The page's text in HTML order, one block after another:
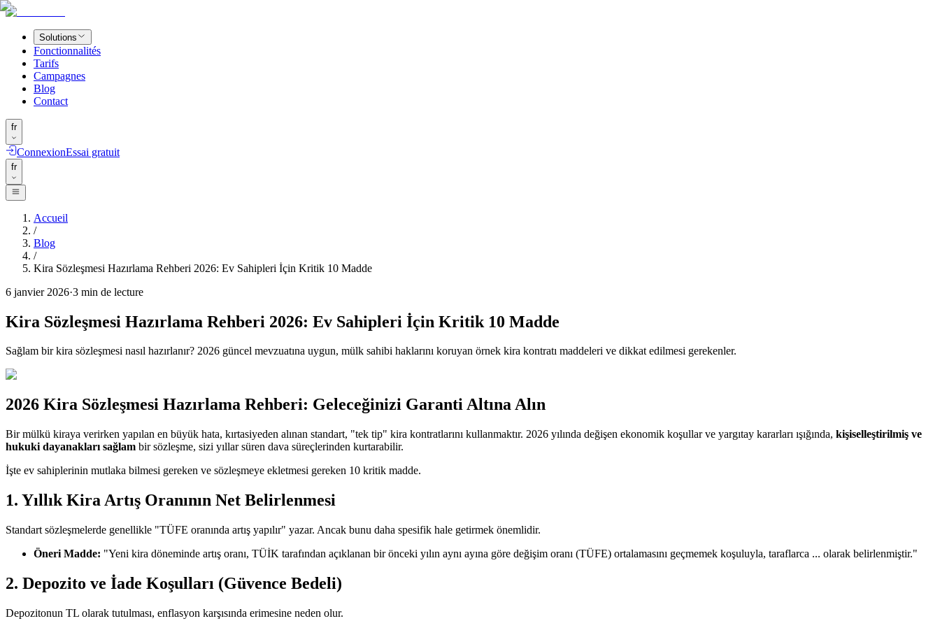
Solutions
Fonctionnalités
Tarifs
Campagnes
Blog
Contact
fr
ConnexionEssai gratuit
fr
Accueil
/
Blog
/
Kira Sözleşmesi Hazırlama Rehberi 2026: Ev Sahipleri İçin Kritik 10 Madde
6 janvier 2026·3 min de lecture
Kira Sözleşmesi Hazırlama Rehberi 2026: Ev Sahipleri İçin Kritik 10 Madde
Sağlam bir kira sözleşmesi nasıl hazırlanır? 2026 güncel mevzuatına uygun, mülk sahibi haklarını koruyan örnek kira kontratı maddeleri ve dikkat edilmesi gerekenler.
2026 Kira Sözleşmesi Hazırlama Rehberi: Geleceğinizi Garanti Altına Alın
Bir mülkü kiraya verirken yapılan en büyük hata, kırtasiyeden alınan standart, "tek tip" kira kontratlarını kullanmaktır. 2026 yılında değişen ekonomik koşullar ve yargıtay kararları ışığında, kişiselleştirilmiş ve
hukuki dayanakları sağlam bir sözleşme, sizi yıllar süren dava süreçlerinden kurtarabilir.
İşte ev sahiplerinin mutlaka bilmesi gereken ve sözleşmeye ekletmesi gereken 10 kritik madde.
1. Yıllık Kira Artış Oranının Net Belirlenmesi
Standart sözleşmelerde genellikle "TÜFE oranında artış yapılır" yazar. Ancak bunu daha spesifik hale getirmek önemlidir.
Öneri Madde: "Yeni kira döneminde artış oranı, TÜİK tarafından açıklanan bir önceki yılın aynı ayına göre değişim oranı (TÜFE) ortalamasını geçmemek koşuluyla, taraflarca ... olarak belirlenmiştir."
2. Depozito ve İade Koşulları (Güvence Bedeli)
Depozitonun TL olarak tutulması, enflasyon karşısında erimesine neden olur.